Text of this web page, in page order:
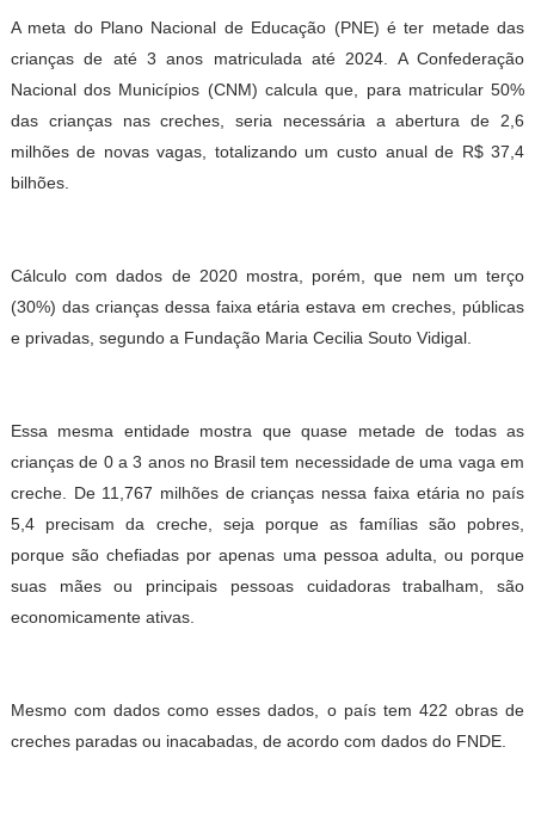
A meta do Plano Nacional de Educação (PNE) é ter metade das
crianças de até 3 anos matriculada até 2024. A Confederação
Nacional dos Municípios (CNM) calcula que, para matricular 50%
das crianças nas creches, seria necessária a abertura de 2,6
milhões de novas vagas, totalizando um custo anual de R$ 37,4
bilhões.
Cálculo com dados de 2020 mostra, porém, que nem um terço
(30%) das crianças dessa faixa etária estava em creches, públicas
e privadas, segundo a Fundação Maria Cecilia Souto Vidigal.
Essa mesma entidade mostra que quase metade de todas as
crianças de 0 a 3 anos no Brasil tem necessidade de uma vaga em
creche. De 11,767 milhões de crianças nessa faixa etária no país
5,4 precisam da creche, seja porque as famílias são pobres,
porque são chefiadas por apenas uma pessoa adulta, ou porque
suas mães ou principais pessoas cuidadoras trabalham, são
economicamente ativas.
Mesmo com dados como esses dados, o país tem 422 obras de
creches paradas ou inacabadas, de acordo com dados do FNDE.